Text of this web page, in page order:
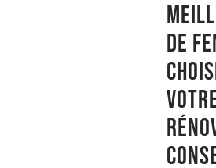
de